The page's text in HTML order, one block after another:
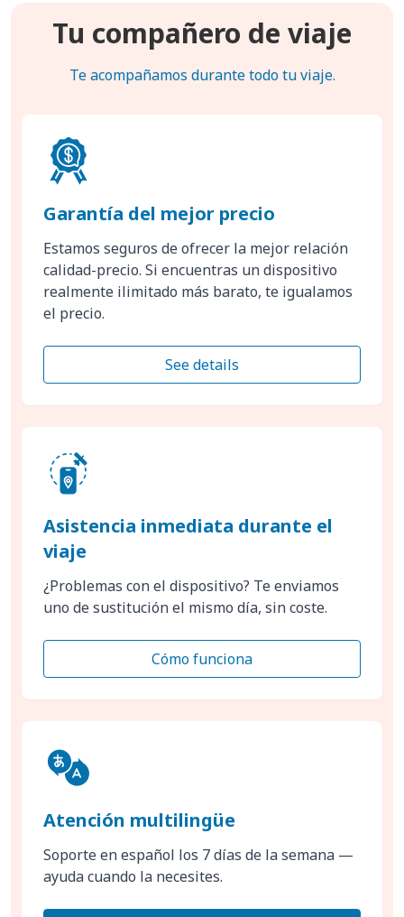
Tu compañero de viaje
Te acompañamos durante todo tu viaje.
Garantía del mejor precio
Estamos seguros de ofrecer la mejor relación
calidad-precio. Si encuentras un dispositivo
realmente ilimitado más barato, te igualamos
el precio.
See details
Asistencia inmediata durante el
viaje
¿Problemas con el dispositivo? Te enviamos
uno de sustitución el mismo día, sin coste.
Cómo funciona
Atención multilingüe
Soporte en español los 7 días de la semana —
ayuda cuando la necesites.